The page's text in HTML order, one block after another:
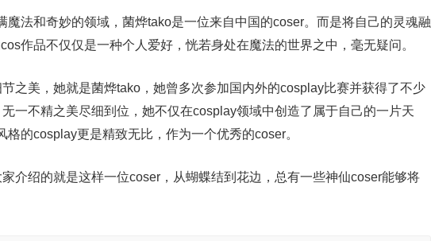
魔法和奇妙的领域，菌烨tako是一位来自中国的coser。而是将自己的灵魂融
作品不仅仅是一种个人爱好，恍若身处在魔法的世界之中，毫无疑问。
之美，她就是菌烨tako，她曾多次参加国内外的cosplay比赛并获得了不少
一不精之美尽细到位，她不仅在cosplay领域中创造了属于自己的一片天
的cosplay更是精致无比，作为一个优秀的coser。
介绍的就是这样一位coser，从蝴蝶结到花边，总有一些神仙coser能够将